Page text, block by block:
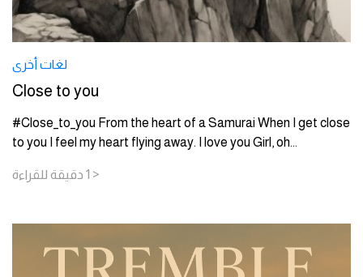
لغات أخرى
Close to you
#Close_to_you From the heart of a Samurai When I get close
to you I feel my heart flying away. I love you Girl, oh...
< 1 دقيقة للقراءة